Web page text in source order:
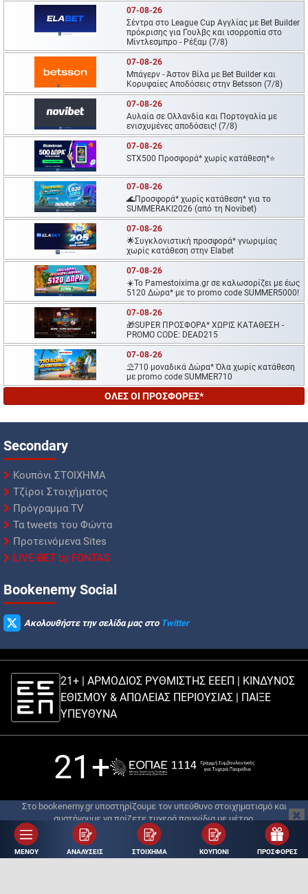
07-08-26
Σέντρα στο League Cup Αγγλίας με Bet Builder
πρόκρισης για Γουλβς και ισορροπία στο
Μίντλεσμπρο - Ρέξαμ (7/8)
07-08-26
Μπάγερν - Άστον Βίλα με Bet Builder και
Κορυφαίες Αποδόσεις στην Betsson (7/8)
07-08-26
Αυλαία σε Ολλανδία και Πορτογαλία με
ενισχυμένες αποδόσεις! (7/8)
07-08-26
STX500 Προσφορά* χωρίς κατάθεση*⭐
07-08-26
🌊Προσφορά* χωρίς κατάθεση* για το
SUMMERAKI2026 (από τη Novibet)
07-08-26
🌟Συγκλονιστική προσφορά* γνωριμίας
χωρίς κατάθεση στην Elabet
07-08-26
☀️To Pamestoixima.gr σε καλωσορίζει με έως
5120 Δώρα* με το promo code SUMMER5000!
07-08-26
🎁SUPER ΠΡΟΣΦΟΡΑ* ΧΩΡΙΣ ΚΑΤΑΘΕΣΗ -
PROMO CODE: DEAD215
07-08-26
⛱️710 μοναδικά Δώρα* Όλα χωρίς κατάθεση
με promo code SUMMER710
ΟΛΕΣ ΟΙ ΠΡΟΣΦΟΡΕΣ*
Secondary
Κουπόνι ΣΤΟΙΧΗΜΑ
Τζίροι Στοιχήματος
Πρόγραμμα TV
Τα tweets του Φώντα
Προτεινόμενα Sites
LIVE-BET by FONTAS
Βookenemy Social
Ακολουθήστε την σελίδα μας στο Twitter
21+ | ΑΡΜΟΔΙΟΣ ΡΥΘΜΙΣΤΗΣ ΕΕΕΠ | ΚΙΝΔΥΝΟΣ
ΕΘΙΣΜΟΥ & ΑΠΩΛΕΙΑΣ ΠΕΡΙΟΥΣΙΑΣ | ΠΑΙΞΕ
ΥΠΕΥΘΥΝΑ
21+
Στο bookenemy.gr υποστηρίζουμε τον υπεύθυνο στοιχηματισμό και
συστήνουμε να παίζετε τυχερά παιχνίδια με μέτρο.
© Copyright 2018 - 2026 | Σχεδιασμός ιστότοπου:
Digital Winners
| Ανάπτυξη
& Φιλοξενία Ιστοτόπου:
Digital Winners
ΜΕΝΟΥ ΑΝΑΛΥΣΕΙΣ ΣΤΟΙΧΗΜΑ ΚΟΥΠΟΝΙ ΠΡΟΣΦΟΡΕΣ